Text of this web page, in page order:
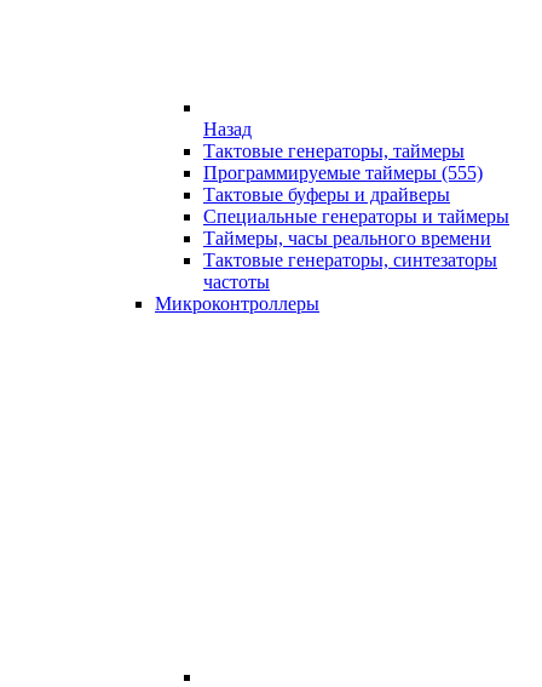
Назад
Тактовые генераторы, таймеры
Программируемые таймеры (555)
Тактовые буферы и драйверы
Специальные генераторы и таймеры
Таймеры, часы реального времени
Тактовые генераторы, синтезаторы
частоты
Микроконтроллеры